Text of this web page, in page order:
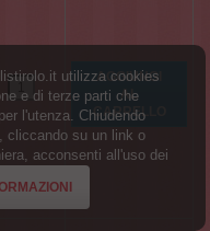
utilizza cookies
e di terze parti che
l'utenza. Chiudendo
cliccando su un link o
acconsenti all'uso dei